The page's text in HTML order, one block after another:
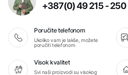
+387(0) 49 215 - 250
Poručite telefonom
Ukoliko vam je lakše, možete
poručiti telefonom
Visok kvalitet
Svi naši proizvodi su visokog